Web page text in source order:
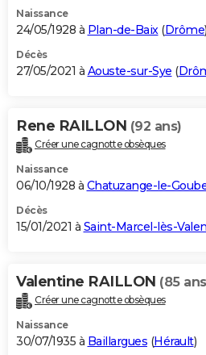
Naissance
24/05/1928 à Plan-de-Baix(Drôme)
Décès
27/05/2021 à Aouste-sur-Sye (
Rene RAILLON (92 ans)
Créer une cagnotte obsèques
Naissance
06/10/1928 à Chatuzange-le-
Décès
15/01/2021 à Saint-Marcel-lès-
Valentine RAILLON (85
Créer une cagnotte obsèques
Naissance
30/07/1935 à Baillargues (Hérault)